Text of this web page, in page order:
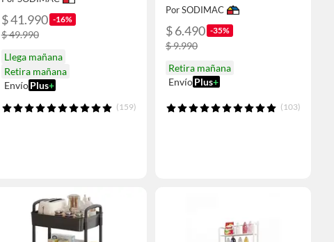
$ 41.990 -16%
$ 49.990
Llega mañana
Retira mañana
EnvíoPlus+
(159)
Por SODIMAC
$ 6.490 -35%
$ 9.990
Retira mañana
EnvíoPlus+
(103)